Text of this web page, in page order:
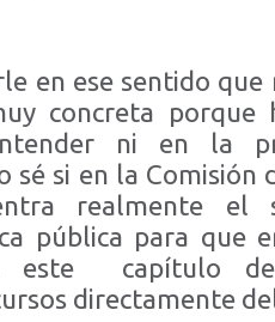
en ese sentido que
concreta porque
ni en la
sé si en la Comisión
realmente
pública para que
este capítulo
directamente